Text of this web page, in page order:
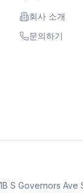
회사 소개
문의하기
S Governors Ave